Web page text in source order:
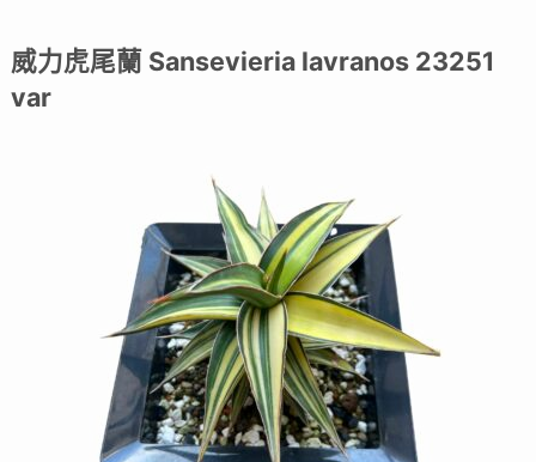
威力虎尾蘭 Sansevieria lavranos 23251
var